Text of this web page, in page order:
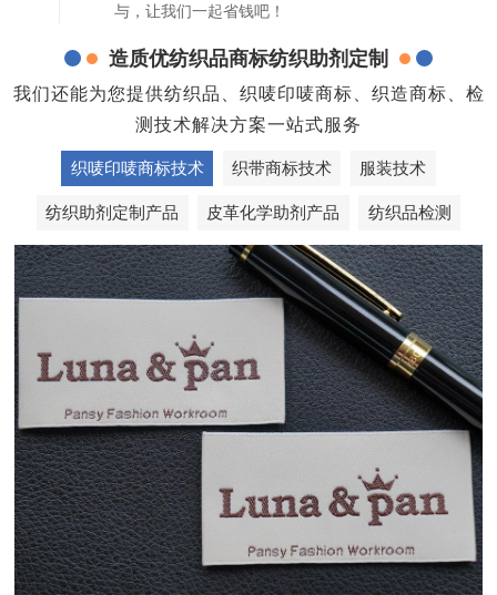
与，让我们一起省钱吧！
造质优纺织品商标纺织助剂定制
我们还能为您提供纺织品、织唛印唛商标、织造商标、检
测技术解决方案一站式服务
织唛印唛商标技术 织带商标技术 服装技术
纺织助剂定制产品 皮革化学助剂产品 纺织品检测